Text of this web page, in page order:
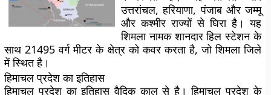
उत्तरांचल, हरियाणा, पंजाब और जम्मू
और कश्मीर राज्यों से घिरा है। यह
शिमला नामक शानदार हिल स्टेशन के
साथ 21495 वर्ग मीटर के क्षेत्र को कवर करता है, जो शिमला जिले
में स्थित है।
हिमाचल प्रदेश का इतिहास
हिमाचल प्रदेश का इतिहास वैदिक काल से है। हिमाचल प्रदेश के